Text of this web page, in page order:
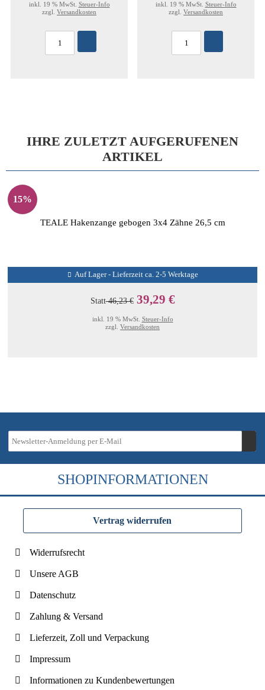
inkl. 19 % MwSt. Steuer-Info
zzgl. Versandkosten
inkl. 19 % MwSt. Steuer-Info
zzgl. Versandkosten
IHRE ZULETZT AUFGERUFENEN
ARTIKEL
15%
TEALE Hakenzange gebogen 3x4 Zähne 26,5 cm
Auf Lager - Lieferzeit ca. 2-5 Werktage
Statt46,23 € 39,29 €
inkl. 19 % MwSt. Steuer-Info
zzgl. Versandkosten
SHOPINFORMATIONEN
Vertrag widerrufen
Widerrufsrecht
Unsere AGB
Datenschutz
Zahlung & Versand
Lieferzeit, Zoll und Verpackung
Impressum
Informationen zu Kundenbewertungen